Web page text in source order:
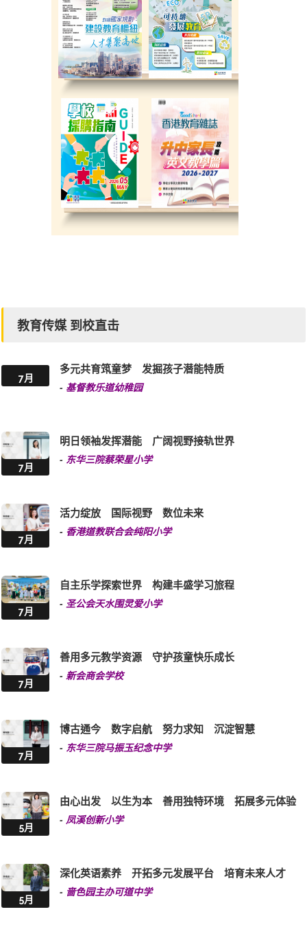
教育传媒 到校直击
7月
多元共育筑童梦 发掘孩子潜能特质
- 基督教乐道幼稚园
7月
明日领袖发挥潜能 广阔视野接轨世界
- 东华三院蔡荣星小学
7月
活力绽放 国际视野 数位未来
- 香港道教联合会纯阳小学
7月
自主乐学探索世界 构建丰盛学习旅程
- 圣公会天水围灵爱小学
7月
善用多元教学资源 守护孩童快乐成长
- 新会商会学校
7月
博古通今 数字启航 努力求知 沉淀智慧
- 东华三院马振玉纪念中学
5月
由心出发 以生为本 善用独特环境 拓展多元体验
- 凤溪创新小学
5月
深化英语素养 开拓多元发展平台 培育未来人才
- 啬色园主办可道中学